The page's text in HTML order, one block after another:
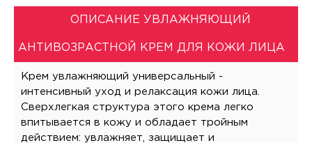
ОПИСАНИЕ УВЛАЖНЯЮЩИЙ
АНТИВОЗРАСТНОЙ КРЕМ ДЛЯ КОЖИ ЛИЦА
Крем увлажняющий универсальный -
интенсивный уход и релаксация кожи лица.
Сверхлегкая структура этого крема легко
впитывается в кожу и обладает тройным
действием: увлажняет, защищает и